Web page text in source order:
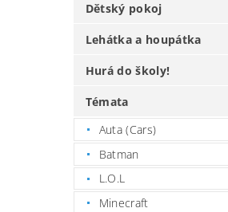
Dětský pokoj
Lehátka a houpátka
Hurá do školy!
Témata
Auta (Cars)
Batman
L.O.L
Minecraft